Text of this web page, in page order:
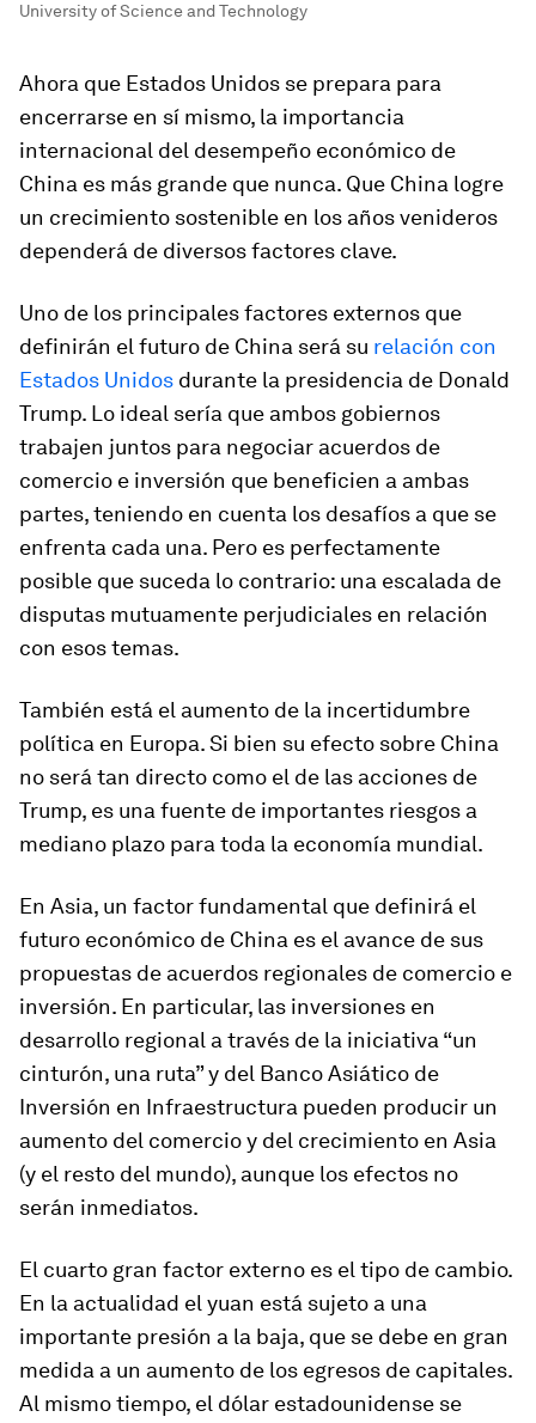
University of Science and Technology
Ahora que Estados Unidos se prepara para
encerrarse en sí mismo, la importancia
internacional del desempeño económico de
China es más grande que nunca. Que China logre
un crecimiento sostenible en los años venideros
dependerá de diversos factores clave.
Uno de los principales factores externos que
definirán el futuro de China será su relación con
Estados Unidos durante la presidencia de Donald
Trump. Lo ideal sería que ambos gobiernos
trabajen juntos para negociar acuerdos de
comercio e inversión que beneficien a ambas
partes, teniendo en cuenta los desafíos a que se
enfrenta cada una. Pero es perfectamente
posible que suceda lo contrario: una escalada de
disputas mutuamente perjudiciales en relación
con esos temas.
También está el aumento de la incertidumbre
política en Europa. Si bien su efecto sobre China
no será tan directo como el de las acciones de
Trump, es una fuente de importantes riesgos a
mediano plazo para toda la economía mundial.
En Asia, un factor fundamental que definirá el
futuro económico de China es el avance de sus
propuestas de acuerdos regionales de comercio e
inversión. En particular, las inversiones en
desarrollo regional a través de la iniciativa “un
cinturón, una ruta” y del Banco Asiático de
Inversión en Infraestructura pueden producir un
aumento del comercio y del crecimiento en Asia
(y el resto del mundo), aunque los efectos no
serán inmediatos.
El cuarto gran factor externo es el tipo de cambio.
En la actualidad el yuan está sujeto a una
importante presión a la baja, que se debe en gran
medida a un aumento de los egresos de capitales.
Al mismo tiempo, el dólar estadounidense se